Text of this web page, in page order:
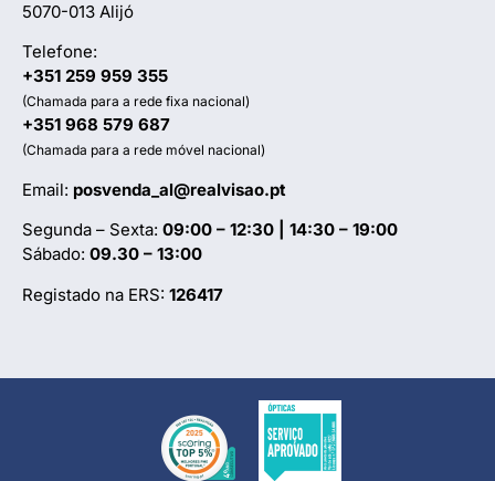
5070-013 Alijó
Telefone:
+351 259 959 355
(Chamada para a rede fixa nacional)
+351 968 579 687
(Chamada para a rede móvel nacional)
Email: posvenda_al@realvisao.pt
Segunda – Sexta: 09:00 – 12:30 | 14:30 – 19:00
Sábado: 09.30 – 13:00
Registado na ERS: 126417